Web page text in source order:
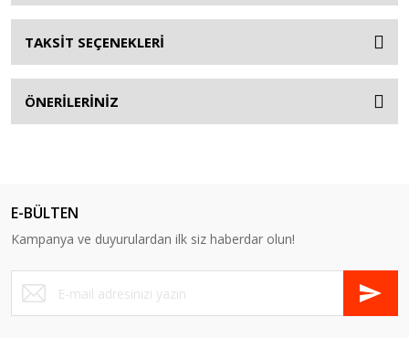
TAKSİT SEÇENEKLERİ
ÖNERİLERİNİZ
E-BÜLTEN
Kampanya ve duyurulardan ilk siz haberdar olun!